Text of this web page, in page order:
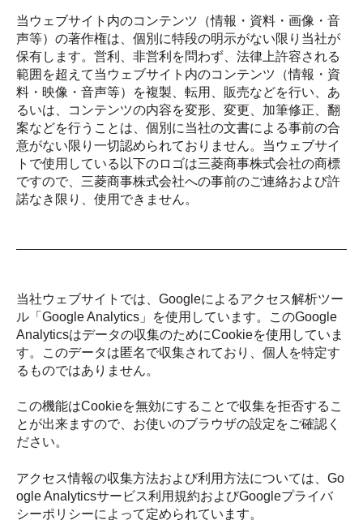
当ウェブサイト内のコンテンツ（情報・資料・画像・音
声等）の著作権は、個別に特段の明示がない限り当社が
保有します。営利、非営利を問わず、法律上許容される
範囲を超えて当ウェブサイト内のコンテンツ（情報・資
料・映像・音声等）を複製、転用、販売などを行い、あ
るいは、コンテンツの内容を変形、変更、加筆修正、翻
案などを行うことは、個別に当社の文書による事前の合
意がない限り一切認められておりません。当ウェブサイ
トで使用している以下のロゴは三菱商事株式会社の商標
ですので、三菱商事株式会社への事前のご連絡および許
諾なき限り、使用できません。
当社ウェブサイトでは、Googleによるアクセス解析ツー
ル「Google Analytics」を使用しています。このGoogle
Analyticsはデータの収集のためにCookieを使用していま
す。このデータは匿名で収集されており、個人を特定す
るものではありません。
この機能はCookieを無効にすることで収集を拒否するこ
とが出来ますので、お使いのブラウザの設定をご確認く
ださい。
アクセス情報の収集方法および利用方法については、Go
ogle Analyticsサービス利用規約およびGoogleプライバ
シーポリシーによって定められています。